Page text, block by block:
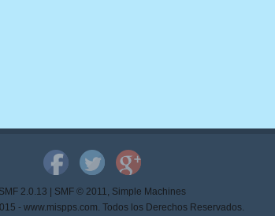
SMF 2.0.13 SMF © 2011, Simple Machines
- www.mispps.com. Todos los Derechos Reservados.